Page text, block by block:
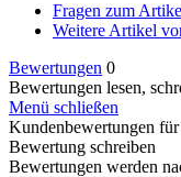
Fragen zum
Weitere Artikel
Bewertungen 0
Bewertungen lesen,
Menü schließen
Kundenbewertungen
Bewertung schreiben
Bewertungen werden